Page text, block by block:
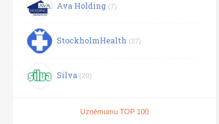
Ava Holding (7)
StockholmHealth (37)
Silva (20)
Uzņēmumu TOP 100